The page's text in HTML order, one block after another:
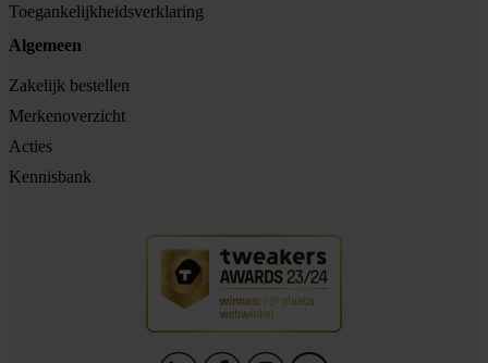
Toegankelijkheidsverklaring
Algemeen
Zakelijk bestellen
Merkenoverzicht
Acties
Kennisbank